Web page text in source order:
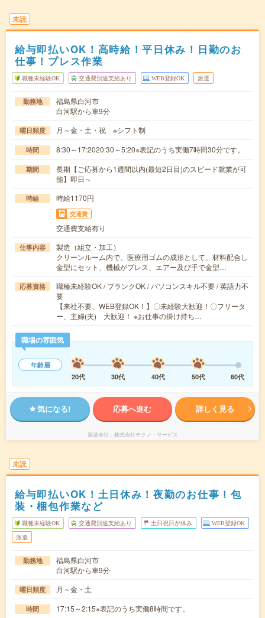
未読
給与即払いOK！高時給！平日休み！日勤のお
仕事！プレス作業
職種未経験OK 交通費別途支給あり WEB登録OK 派遣
勤務地
福島県白河市
白河駅から車9分
曜日頻度 月～金・土・祝 ※シフト制
時間 8:30～17:2020:30～5:20※表記のうち実働7時間30分です。
期間
長期【ご応募から1週間以内(最短2日目)のスピード就業が可
能】即日～
時給 時給1170円
交通費
交通費支給有り
仕事内容
製造（組立・加工）
クリーンルーム内で、医療用ゴムの成形として、材料配合し
金型にセット、機械がプレス、エアー及び手で金型…
応募資格
職種未経験OK / ブランクOK / パソコンスキル不要 / 英語力不
要
【来社不要、WEB登録OK！】〇未経験大歓迎！〇フリータ
ー、主婦(夫) 大歓迎！ ※お仕事の掛け持ち…
職場の雰囲気
年齢層
20代
30代 40代 50代 60代
気になる! 応募へ進む 詳しく見る
派遣会社 株式会社テクノ・サービス
未読
給与即払いOK！土日休み！夜勤のお仕事！包
装・梱包作業など
職種未経験OK 交通費別途支給あり 土日祝日が休み WEB登録OK
派遣
勤務地
福島県白河市
白河駅から車9分
曜日頻度 月～金・土
時間 17:15～2:15※表記のうち実働8時間です。